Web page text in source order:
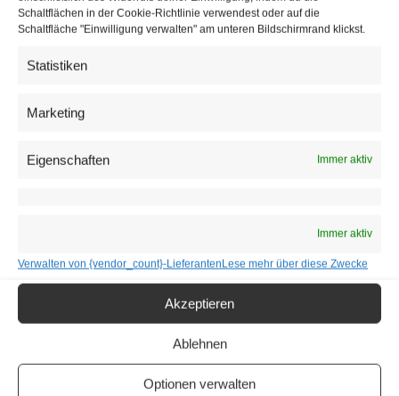
Schaltflächen in der Cookie-Richtlinie verwendest oder auf die
Schaltfläche "Einwilligung verwalten" am unteren Bildschirmrand klickst.
Statistiken
Marketing
Eigenschaften Immer aktiv
Immer aktiv
Verwalten von {vendor_count}-LieferantenLese mehr über diese Zwecke
Akzeptieren
Ablehnen
Optionen verwalten
Eröffnung “Creative Climate
Ausstellungsort: MAK GALERIE
Chien-Hua Huang, 8. September – 4. Oktober 2020
Martina Menegon, 20. Oktober – 8. November 2020
Antonia Rippel-Stefanska, 17. November – 8.
Dezember 2020
Öffnungszeiten: Di 10:00–21:00 Uhr, Mi–So 10:00–